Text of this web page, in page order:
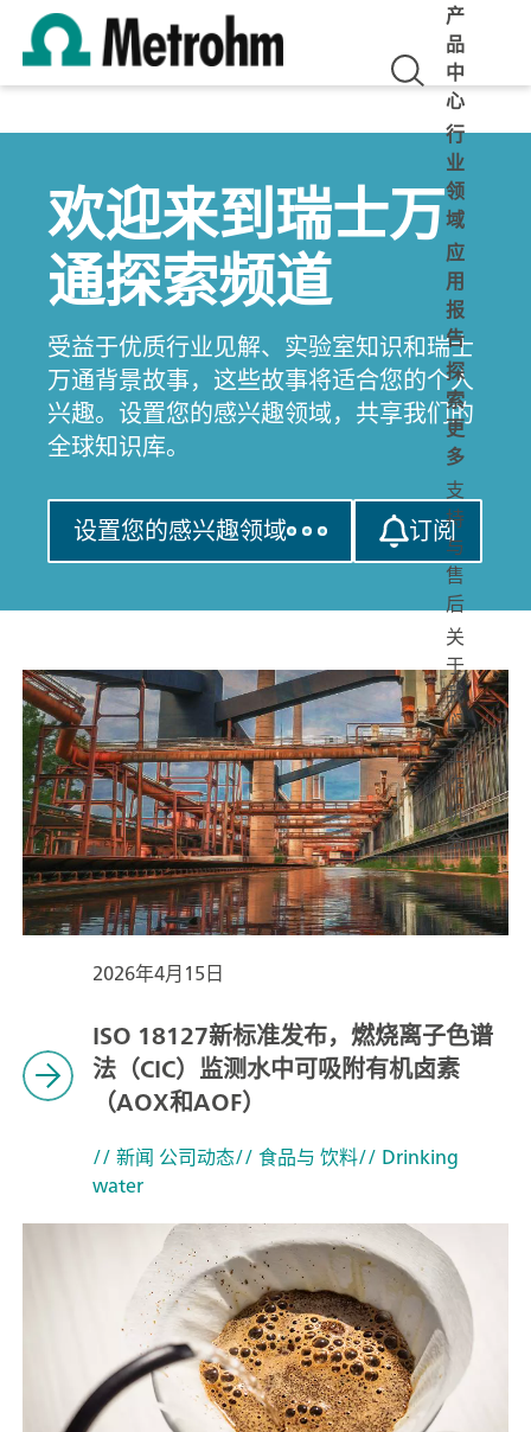
产
品
中
心
行
业
领
域
应
用
报
告
探
索
更
多
支
持
与
售
后
关
于
我
们
工
作
机
会
欢迎来到瑞士万
通探索频道
受益于优质行业见解、实验室知识和瑞士
万通背景故事，这些故事将适合您的个人
兴趣。设置您的感兴趣领域，共享我们的
全球知识库。
设置您的感兴趣领域 订阅
2026年4月15日
ISO 18127新标准发布，燃烧离子色谱
法（CIC）监测水中可吸附有机卤素
（AOX和AOF）
// 新闻 公司动态// 食品与 饮料// Drinking
water